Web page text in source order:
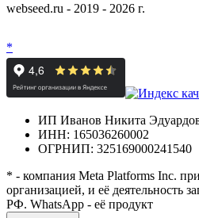
webseed.ru - 2019 - 2026 г.
*
ИП Иванов Никита
ИНН: 165036260002
ОГРНИП: 325169000241540
* - компания Meta Platforms Inc.
организацией, и её деятельность
РФ. WhatsApp - её продукт